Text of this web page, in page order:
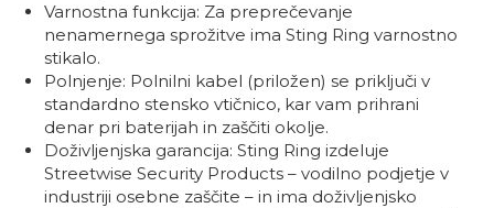
Varnostna funkcija: Za preprečevanje
nenamernega sprožitve ima Sting Ring varnostno
stikalo.
Polnjenje: Polnilni kabel (priložen) se priključi v
standardno stensko vtičnico, kar vam prihrani
denar pri baterijah in zaščiti okolje.
Doživljenjska garancija: Sting Ring izdeluje
Streetwise Security Products – vodilno podjetje v
industriji osebne zaščite – in ima doživljenjsko